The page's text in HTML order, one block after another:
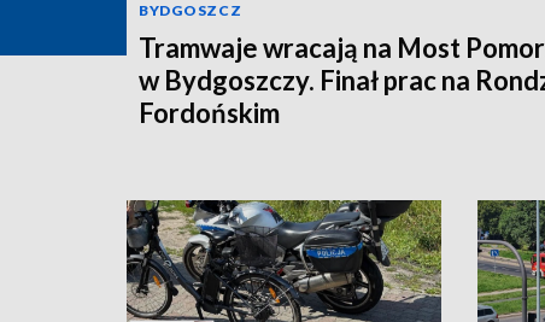
BYDGOSZCZ
Tramwaje wracają na Most
w Bydgoszczy. Finał prac na
Fordońskim